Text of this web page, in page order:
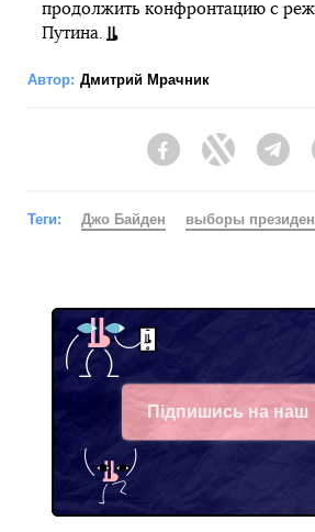
продолжить конфронтацию с
Путина.
Автор: Дмитрий Мрачник
FacebookTwitter
Теги: Джо Байден выборы
Підпишись на наш
Facebook